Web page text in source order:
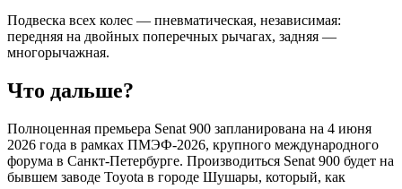
Подвеска всех колес — пневматическая, независимая:
передняя на двойных поперечных рычагах, задняя —
многорычажная.
Что дальше?
Полноценная премьера Senat 900 запланирована на 4 июня
2026 года в рамках ПМЭФ-2026, крупного международного
форума в Санкт-Петербурге. Производиться Senat 900 будет на
бывшем заводе Toyota в городе Шушары, который, как